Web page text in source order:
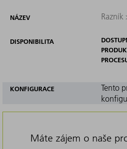
NÁZEV Razník
DISPONIBILITA
KONFIGURACE
Tento
Máte zájem o naše